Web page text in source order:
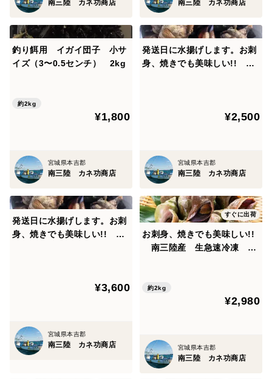
南三陸 カネ功商店 南三陸 カネ功商店
釣り餌用 イガイ団子 小サ
イズ（3〜0.5センチ） 2kg
約2kg
¥1,800
宮城県本吉郡
南三陸 カネ功商店
発送日に水揚げします。お刺
身、焼きでも美味しい!! 南
¥2,500
宮城県本吉郡
南三陸 カネ功商店
発送日に水揚げします。お刺
身、焼きでも美味しい!! 南
¥3,600
宮城県本吉郡
南三陸 カネ功商店
すぐに出荷
お刺身、焼きでも美味しい!!
南三陸産 生急速冷凍 天
約2kg
¥2,980
宮城県本吉郡
南三陸 カネ功商店